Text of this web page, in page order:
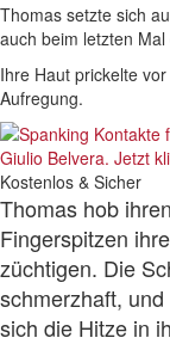
Thomas setzte sich
auch beim letzten
Ihre Haut prickelte
Aufregung.
Kostenlos & Sicher
Thomas hob
Fingerspitzen
züchtigen. Die
schmerzhaft,
sich die Hitze in